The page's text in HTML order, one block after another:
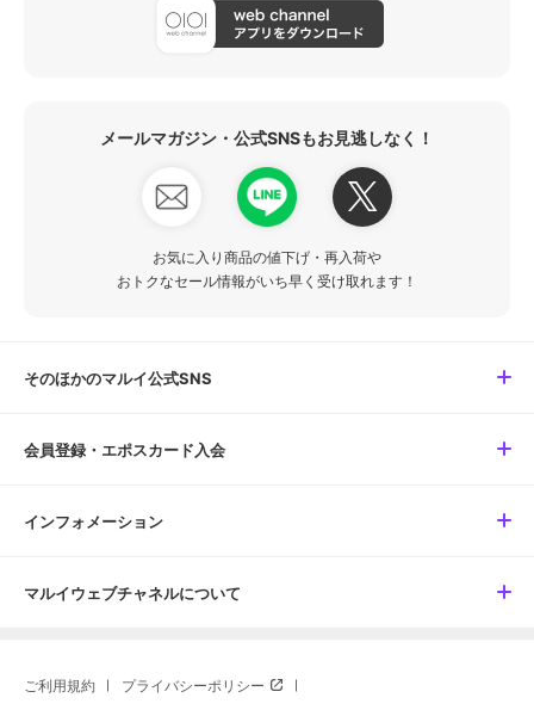
メールマガジン・公式SNSもお見逃しなく！
お気に入り商品の値下げ・再入荷や
おトクなセール情報がいち早く受け取れます！
そのほかのマルイ公式SNS
会員登録・エポスカード入会
インフォメーション
マルイウェブチャネルについて
ご利用規約 プライバシーポリシー